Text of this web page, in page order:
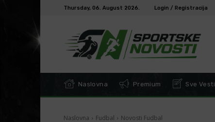
Thursday, 06. August 2026. Login / Registracija
Naslovna Premium Sve Vesti
Naslovna Fudbal Novosti Fudbal